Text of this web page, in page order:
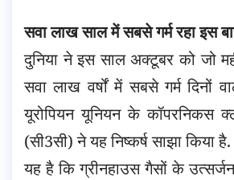
सवा लाख साल में सबसे गर्म रहा इस
दुनिया ने इस साल अक्टूबर को जो
सवा लाख वर्षों में सबसे गर्म दिनों
यूरोपियन यूनियन के कॉपरनिकस
(सी3सी) ने यह निष्कर्ष साझा किया
यह है कि ग्रीनहाउस गैसों के